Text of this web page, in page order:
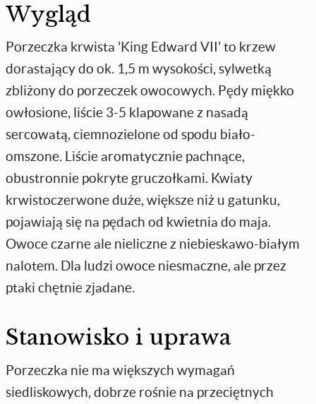
Wygląd
Porzeczka krwista 'King Edward VII' to krzew
dorastający do ok. 1,5 m wysokości, sylwetką
zbliżony do porzeczek owocowych. Pędy miękko
owłosione, liście 3-5 klapowane z nasadą
sercowatą, ciemnozielone od spodu biało-
omszone. Liście aromatycznie pachnące,
obustronnie pokryte gruczołkami. Kwiaty
krwistoczerwone duże, większe niż u gatunku,
pojawiają się na pędach od kwietnia do maja.
Owoce czarne ale nieliczne z niebieskawo-białym
nalotem. Dla ludzi owoce niesmaczne, ale przez
ptaki chętnie zjadane.
Stanowisko i uprawa
Porzeczka nie ma większych wymagań
siedliskowych, dobrze rośnie na przeciętnych